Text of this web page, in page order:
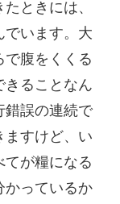
ときには、
でいます。大
腹をくくる
きることなん
錯誤の連続で
ますけど、い
てが糧になる
かっているか